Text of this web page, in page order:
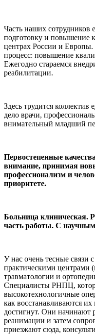
Часть наших сотрудников
подготовку и повышение
центрах России и
процесс: повышение
Ежегодно стараемся
реабилитации.
Здесь трудится
дело врачи,
внимательный младший
Первостепенные
внимание, принимая
профессионализм и
приоритете.
Больница клиническая.
часть работы. С
У нас очень тесные связи
практическими центрами
травматологии и
Специалисты РНПЦ,
высокотехнологичные
как восстанавливаются их
достигнут. Они начинают
реанимации и затем
приезжают сюда,